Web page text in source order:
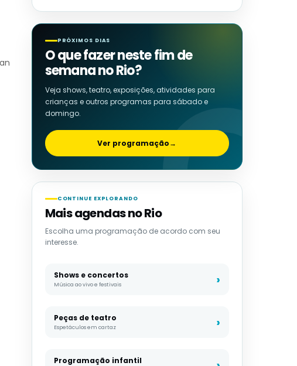
PRÓXIMOS DIAS
O que fazer neste fim de
semana no Rio?
Veja shows, teatro, exposições, atividades para
crianças e outros programas para sábado e
domingo.
Ver programação→
CONTINUE EXPLORANDO
Mais agendas no Rio
Escolha uma programação de acordo com seu
interesse.
Shows e concertos
Música ao vivo e festivais
Peças de teatro
Espetáculos em cartaz
Programação infantil